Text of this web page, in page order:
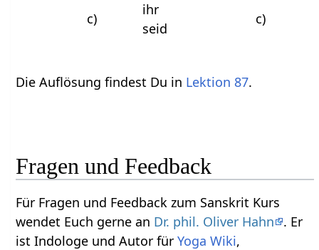
c)
ihr
seid
c)
Die Auflösung findest Du in Lektion 87.
Fragen und Feedback
Für Fragen und Feedback zum Sanskrit Kurs
wendet Euch gerne an Dr. phil. Oliver Hahn
. Er
ist Indologe und Autor fürYoga Wiki,